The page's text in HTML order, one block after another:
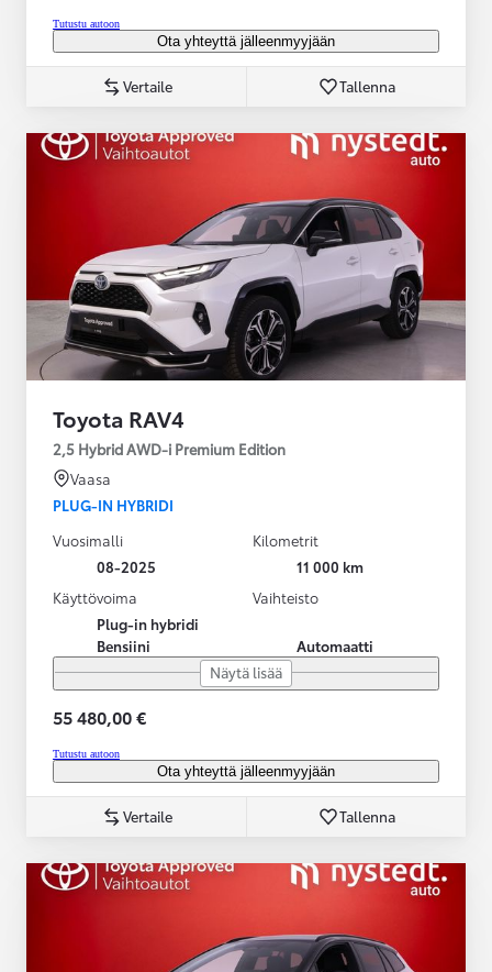
Tutustu autoon
Ota yhteyttä jälleenmyyjään
Vertaile Tallenna
Toyota RAV4
2,5 Hybrid AWD-i Premium Edition
Vaasa
PLUG-IN HYBRIDI
Vuosimalli
08-2025
Kilometrit
11 000 km
Käyttövoima
Plug-in hybridi
Bensiini
Vaihteisto
Automaatti
Näytä lisää
55 480,00 €
Tutustu autoon
Ota yhteyttä jälleenmyyjään
Vertaile Tallenna